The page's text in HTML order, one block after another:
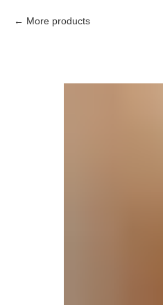
More products